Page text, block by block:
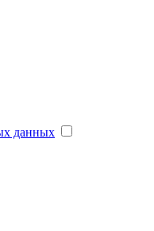
данных